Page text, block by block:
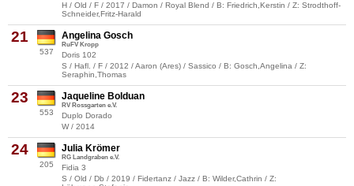
H / Old / F / 2017 / Damon / Royal Blend / B: Friedrich,Kerstin / Z: Strodthoff-
Schneider,Fritz-Harald
21
537
Angelina Gosch
RuFV Kropp
Doris 102
S / Hafl. / F / 2012 / Aaron (Ares) / Sassico / B: Gosch,Angelina / Z:
Seraphin,Thomas
23
553
Jaqueline Bolduan
RV Rossgarten e.V.
Duplo Dorado
W / 2014
24
205
Julia Krömer
RG Landgraben e.V.
Fidia 3
S / Old / Db / 2019 / Fidertanz / Jazz / B: Wilder,Cathrin / Z: